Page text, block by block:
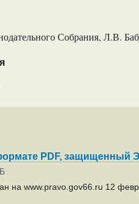
Собрания, Л.В.
PDF, защищенный
на www.pravo.gov66.ru 12